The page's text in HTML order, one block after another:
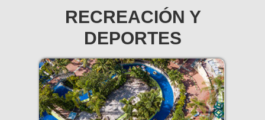
RECREACIÓN Y
DEPORTES